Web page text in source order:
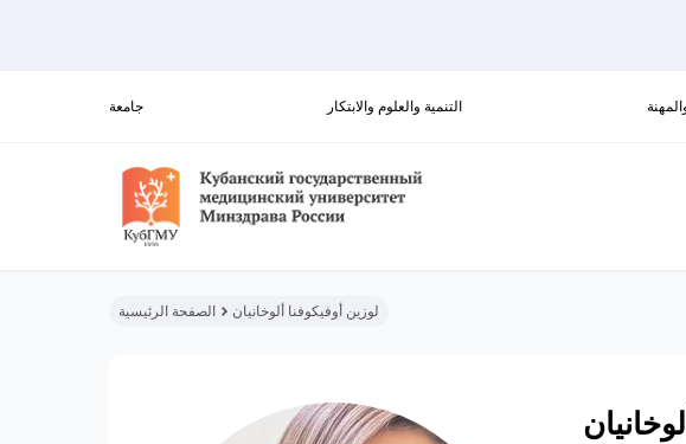
جامعة التنمية والعلوم والابتكار
الصفحة الرئيسية لوزين أوفيكوفنا ألوخانيان